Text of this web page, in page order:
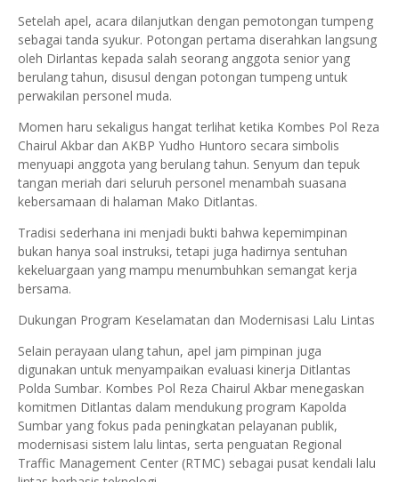
Setelah apel, acara dilanjutkan dengan pemotongan tumpeng
sebagai tanda syukur. Potongan pertama diserahkan langsung
oleh Dirlantas kepada salah seorang anggota senior yang
berulang tahun, disusul dengan potongan tumpeng untuk
perwakilan personel muda.
Momen haru sekaligus hangat terlihat ketika Kombes Pol Reza
Chairul Akbar dan AKBP Yudho Huntoro secara simbolis
menyuapi anggota yang berulang tahun. Senyum dan tepuk
tangan meriah dari seluruh personel menambah suasana
kebersamaan di halaman Mako Ditlantas.
Tradisi sederhana ini menjadi bukti bahwa kepemimpinan
bukan hanya soal instruksi, tetapi juga hadirnya sentuhan
kekeluargaan yang mampu menumbuhkan semangat kerja
bersama.
Dukungan Program Keselamatan dan Modernisasi Lalu Lintas
Selain perayaan ulang tahun, apel jam pimpinan juga
digunakan untuk menyampaikan evaluasi kinerja Ditlantas
Polda Sumbar. Kombes Pol Reza Chairul Akbar menegaskan
komitmen Ditlantas dalam mendukung program Kapolda
Sumbar yang fokus pada peningkatan pelayanan publik,
modernisasi sistem lalu lintas, serta penguatan Regional
Traffic Management Center (RTMC) sebagai pusat kendali lalu